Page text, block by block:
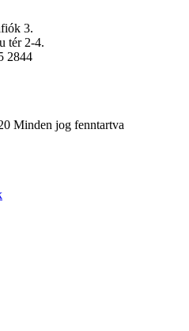
3.
tér 2-4.
2844
Minden jog fenntartva